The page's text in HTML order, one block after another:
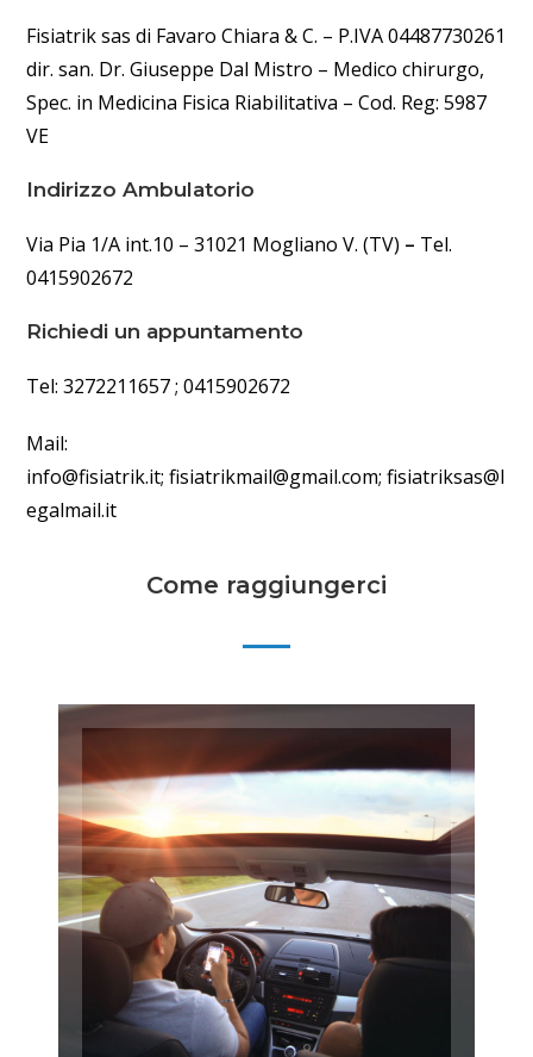
Fisiatrik sas di Favaro Chiara & C. – P.IVA 04487730261
dir. san. Dr. Giuseppe Dal Mistro – Medico chirurgo,
Spec. in Medicina Fisica Riabilitativa – Cod. Reg: 5987
VE
Indirizzo Ambulatorio
Via Pia 1/A int.10 – 31021 Mogliano V. (TV) – Tel.
0415902672
Richiedi un appuntamento
Tel: 3272211657 ; 0415902672
Mail:
info@fisiatrik.it;fisiatrikmail@gmail.com;fisiatriksas@l
egalmail.it
Come raggiungerci